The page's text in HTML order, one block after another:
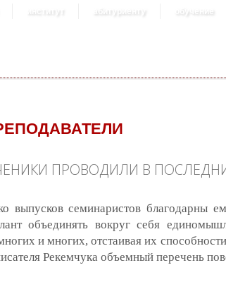
институт абитуриенту обучение
ПРОВОДИЛИ В
выпусков семинаристов благодарны
объединять вокруг себя
и многих, отстаивая их
Рекемчука объемный перечень